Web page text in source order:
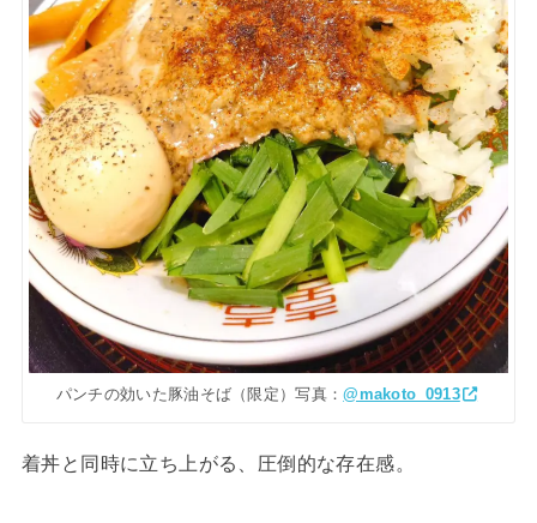
パンチの効いた豚油そば（限定）写真：@makoto_0913
着丼と同時に立ち上がる、圧倒的な存在感。